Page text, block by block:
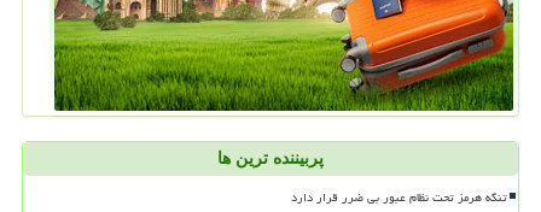
پربیننده ترین ها
تنگه هرمز تحت نظام عبور بی ضرر قرار دارد